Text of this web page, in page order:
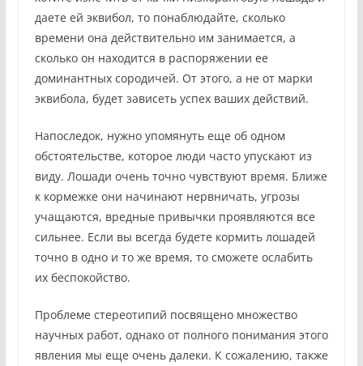
даете ей эквибол, то понаблюдайте, сколько
времени она действительно им занимается, а
сколько он находится в распоряжении ее
доминантных сородичей. От этого, а не от марки
эквибола, будет зависеть успех ваших действий.
Напоследок, нужно упомянуть еще об одном
обстоятельстве, которое люди часто упускают из
виду. Лошади очень точно чувствуют время. Ближе
к кормежке они начинают нервничать, угрозы
учащаются, вредные привычки проявляются все
сильнее. Если вы всегда будете кормить лошадей
точно в одно и то же время, то сможете ослабить
их беспокойство.
Проблеме стереотипий посвящено множество
научных работ, однако от полного понимания этого
явления мы еще очень далеки. К сожалению, также